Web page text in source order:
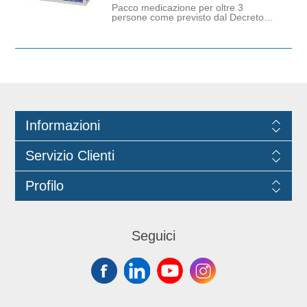
Pacco medicazione per oltre 3
persone come previsto dal Decreto
USARE SOLO COME REINTEGRO-
Informazioni
Servizio Clienti
Profilo
Seguici